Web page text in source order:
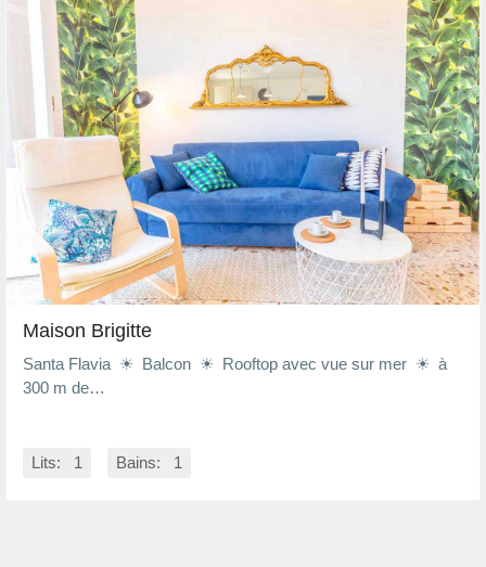
Maison Brigitte
Santa Flavia ☀ Balcon ☀ Rooftop avec vue sur mer ☀ à
300 m de…
Lits: 1 Bains: 1